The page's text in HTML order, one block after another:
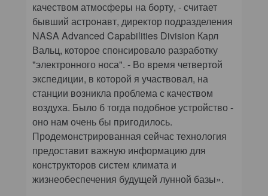
качеством атмосферы на борту, - считает
бывший астронавт, директор подразделения
NASA Advanced Capabilities Division Карл
Вальц, которое спонсировало разработку
"электронного носа". - Во время четвертой
экспедиции, в которой я участвовал, на
станции возникла проблема с качеством
воздуха. Было б тогда подобное устройство -
оно нам очень бы пригодилось.
Продемонстрированная сейчас технология
предоставит важную информацию для
конструкторов систем климата и
жизнеобеспечения будущей лунной базы».